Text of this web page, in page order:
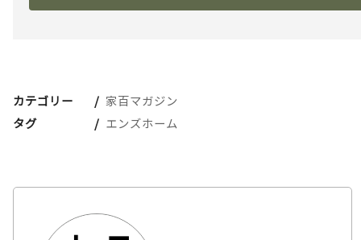
カテゴリー
家百マガジン
タグ
エンズホーム